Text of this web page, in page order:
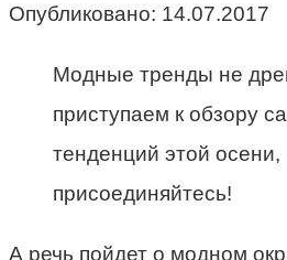
Опубликовано: 14.07.2017
Модные тренды не
приступаем к обзору
тенденций этой осени,
присоединяйтесь!
А речь пойдет о модном